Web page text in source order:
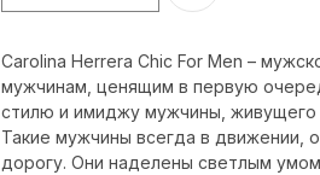
Carolina Herrera Chic For Men –
мужчинам, ценящим в первую
стилю и имиджу мужчины,
Такие мужчины всегда в движении,
дорогу. Они наделены светлым